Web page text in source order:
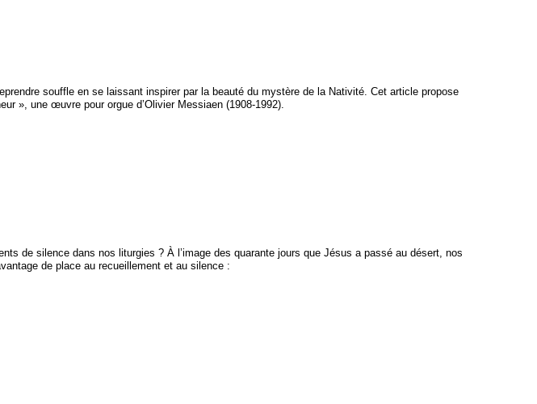
souffle en se laissant inspirer par la beauté du mystère de la Nativité. Cet article propose
», une œuvre pour orgue d’Olivier Messiaen (1908-1992).
de silence dans nos liturgies ? À l’image des quarante jours que Jésus a passé au désert, nos
de place au recueillement et au silence :